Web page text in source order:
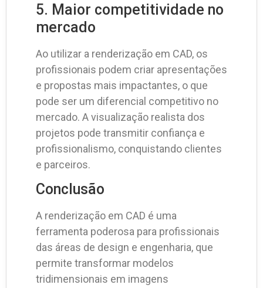
5. Maior competitividade no
mercado
Ao utilizar a renderização em CAD, os
profissionais podem criar apresentações
e propostas mais impactantes, o que
pode ser um diferencial competitivo no
mercado. A visualização realista dos
projetos pode transmitir confiança e
profissionalismo, conquistando clientes
e parceiros.
Conclusão
A renderização em CAD é uma
ferramenta poderosa para profissionais
das áreas de design e engenharia, que
permite transformar modelos
tridimensionais em imagens